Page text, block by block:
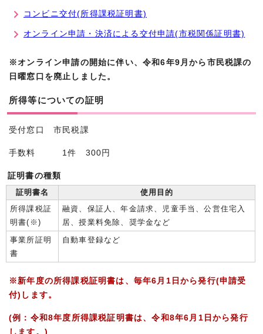
コンビニ交付(所得課税証明書)
オンライン申請・決済による交付申請(市税関係証明書)
※オンライン申請の開始に伴い、令和6年9月から市民税課の
日曜窓口を廃止しました。
所得等についての証明
受付窓口 市民税課
手数料 1件 300円
証明書の種類
証明書名
使用目的
所得課税証
明書(※)
融資、保証人、年金請求、児童手当、公営住宅入
居、授業料免除、奨学金など
事業所証明
書
自動車登録など
※新年度の所得課税証明書は、毎年6月1日から発行(申請受
付)します。
(例：令和8年度所得課税証明書は、令和8年6月1日から発行
します。)